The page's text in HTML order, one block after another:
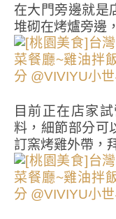
在大門旁邊就是
堆砌在烤爐旁邊
目前正在店家
料，細節部分可
訂窯烤雞外帶，